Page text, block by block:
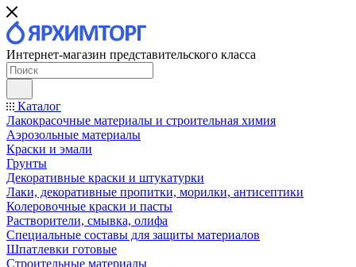
Интернет-магазин представительского класса
Каталог
Лакокрасочные материалы и строительная химия
Аэрозольные материалы
Краски и эмали
Грунты
Декоративные краски и штукатурки
Лаки, декоративные пропитки, морилки, антисептики
Колеровочные краски и пасты
Растворители, смывка, олифа
Специальные составы для защиты материалов
Шпатлевки готовые
Строительные материалы